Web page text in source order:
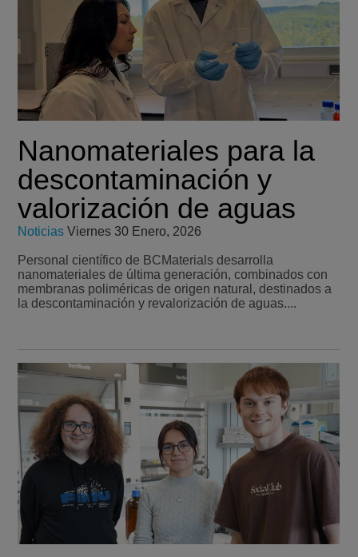
Nanomateriales para la
descontaminación y
valorización de aguas
Noticias Viernes 30 Enero, 2026
Personal científico de BCMaterials desarrolla
nanomateriales de última generación, combinados con
membranas poliméricas de origen natural, destinados a
la descontaminación y revalorización de aguas....